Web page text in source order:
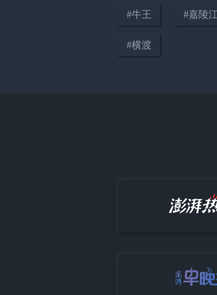
#牛王 #嘉陵江
#横渡